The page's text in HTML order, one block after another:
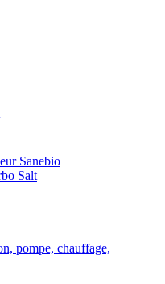
Sanebio
Salt
pompe, chauffage,